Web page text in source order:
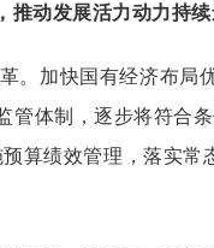
推动发展活力动力持
。 加快国有经济布局
管体制，逐步将符合
算绩效管理，落实